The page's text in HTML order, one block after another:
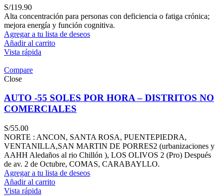
S/119.90
Alta concentración para personas con deficiencia o fatiga crónica;
mejora energía y función cognitiva.
Agregar a tu lista de deseos
Añadir al carrito
Vista rápida
Compare
Close
AUTO -55 SOLES POR HORA – DISTRITOS NO
COMERCIALES
S/55.00
NORTE : ANCON, SANTA ROSA, PUENTEPIEDRA,
VENTANILLA,SAN MARTIN DE PORRES2 (urbanizaciones y
AAHH Aledaños al rio Chillón ), LOS OLIVOS 2 (Pro) Después
de av. 2 de Octubre, COMAS, CARABAYLLO.
Agregar a tu lista de deseos
Añadir al carrito
Vista rápida